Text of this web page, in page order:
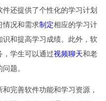
还提供了个性化的学习计划
情况和需求制定相应的学习计
和提高学习成绩。此外，软
，学生可以通过视频聊天和老
题。
完善软件功能和学习资源，